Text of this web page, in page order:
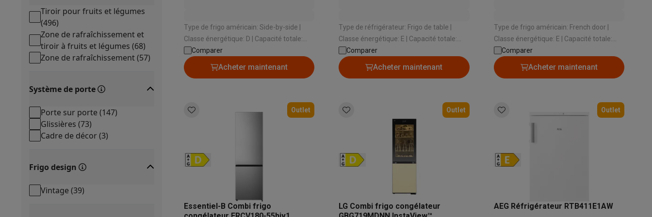
Tiroir pour fruits et légumes
(496)
Zone de rafraîchissement et
tiroir à fruits et légumes (68)
Zone de rafraîchissement(57)
Système de porte
Porte sur porte (147)
Glissières (73)
Cadre de décor(3)
Frigo design
Vintage (39)
Type de frigo américain: Side-by-side |
Classe énergétique: D | Capacité totale:
578 L | Dispensateur: Distributeur d'eau et
Comparer
Acheter maintenant
Type de réfrigérateur: Frigo de table |
Classe énergétique: E | Capacité totale:
128 L | Niveau sonore: 37 dB | Hauteur: 840
mm
Comparer
Acheter maintenant
Type de frigo américain: French door |
Classe énergétique: E | Capacité totale:
617 L | Dispensateur: Aucune | Niveau
sonore: 40 dB
Comparer
Acheter maintenant
Outlet
Essentiel-B Combi frigo
Outlet
LG Combi frigo congélateur
Outlet
AEG Réfrigérateur RTB411E1AW